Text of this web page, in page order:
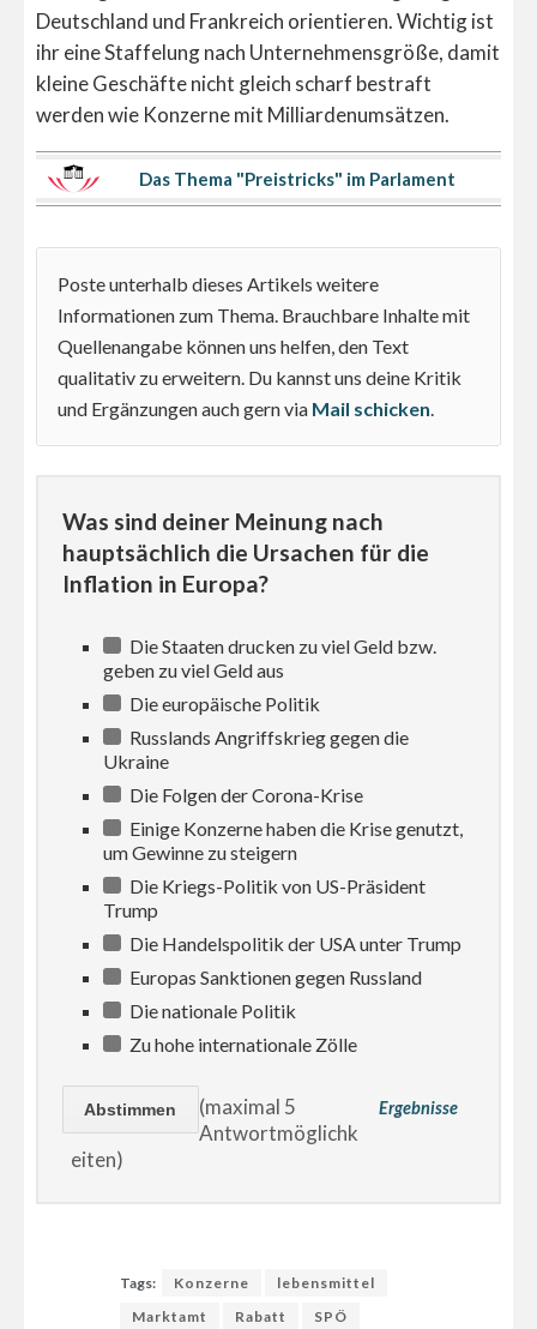
Deutschland und Frankreich orientieren. Wichtig ist
ihr eine Staffelung nach Unternehmensgröße, damit
kleine Geschäfte nicht gleich scharf bestraft
werden wie Konzerne mit Milliardenumsätzen.
Das Thema "Preistricks" im Parlament
Poste unterhalb dieses Artikels weitere
Informationen zum Thema. Brauchbare Inhalte mit
Quellenangabe können uns helfen, den Text
qualitativ zu erweitern. Du kannst uns deine Kritik
und Ergänzungen auch gern via Mail schicken.
Was sind deiner Meinung nach
hauptsächlich die Ursachen für die
Inflation in Europa?
Die Staaten drucken zu viel Geld bzw.
geben zu viel Geld aus
Die europäische Politik
Russlands Angriffskrieg gegen die
Ukraine
Die Folgen der Corona-Krise
Einige Konzerne haben die Krise genutzt,
um Gewinne zu steigern
Die Kriegs-Politik von US-Präsident
Trump
Die Handelspolitik der USA unter Trump
Europas Sanktionen gegen Russland
Die nationale Politik
Zu hohe internationale Zölle
Ergebnisse
(maximal 5
Antwortmöglichk
eiten)
Tags: Konzerne
lebensmittel
Marktamt
Rabatt
SPÖ